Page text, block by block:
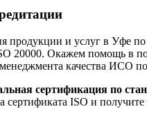
продукции и услуг в Уфе
20000. Окажем помощь в
менеджмента качества ИСО
сертификация по
сертификата ISO и получите